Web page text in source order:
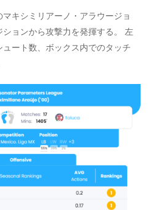
キシミリアーノ・アラウージョ
ョンから攻撃力を発揮する。 左
ート数、ボックス内でのタッチ